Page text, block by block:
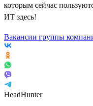
которым сейчас
ИТ здесь!
Вакансии группы
HeadHunter